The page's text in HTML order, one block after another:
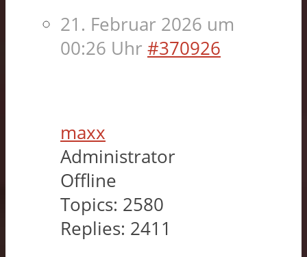
21. Februar 2026 um
00:26 Uhr #370926
maxx
Administrator
Offline
Topics: 2580
Replies: 2411